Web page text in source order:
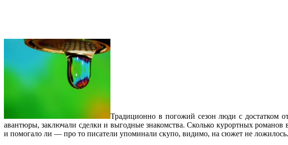
Традиционно в погожий сезон люди с достатком
авантюры, заключали сделки и выгодные знакомства. Cколько курортных
и помогало ли — про то писатели упоминали скупо, видимо, на сюжет не ложилось.